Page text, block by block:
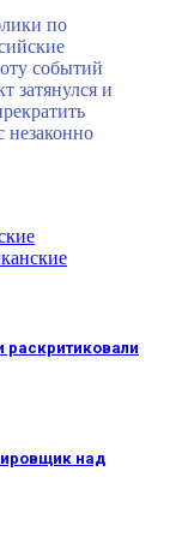
по
событий
затянулся и
незаконно
раскритиковали
над